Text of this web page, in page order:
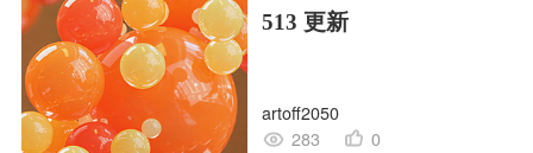
513 更新
artoff2050
283
0